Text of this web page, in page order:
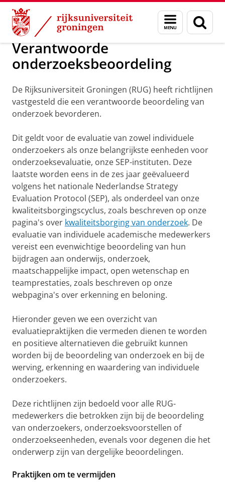
Skip
Content
Skip
Navigation
Menu
en
zoeken
Over ons Beleid en strategie Onderzoeksbeleid
Verantwoorde
onderzoeksbeoordeling
De Rijksuniversiteit Groningen (RUG) heeft richtlijnen
vastgesteld die een verantwoorde beoordeling van
onderzoek bevorderen.
Dit geldt voor de evaluatie van zowel individuele
onderzoekers als onze belangrijkste eenheden voor
onderzoeksevaluatie, onze SEP-instituten. Deze
laatste worden eens in de zes jaar geëvalueerd
volgens het nationale Nederlandse Strategy
Evaluation Protocol (SEP), als onderdeel van onze
kwaliteitsborgingscyclus, zoals beschreven op onze
pagina's over kwaliteitsborging van onderzoek. De
evaluatie van individuele academische medewerkers
vereist een evenwichtige beoordeling van hun
bijdragen aan onderwijs, onderzoek,
maatschappelijke impact, open wetenschap en
teamprestaties, zoals beschreven op onze
webpagina's over erkenning en beloning.
Hieronder geven we een overzicht van
evaluatiepraktijken die vermeden dienen te worden
en positieve alternatieven die gebruikt kunnen
worden bij de beoordeling van onderzoek en bij de
werving, erkenning en waardering van individuele
onderzoekers.
Deze richtlijnen zijn bedoeld voor alle RUG-
medewerkers die betrokken zijn bij de beoordeling
van onderzoekers, onderzoeksvoorstellen of
onderzoekseenheden, evenals voor degenen die het
onderwerp zijn van dergelijke beoordelingen.
Praktijken om te vermijden